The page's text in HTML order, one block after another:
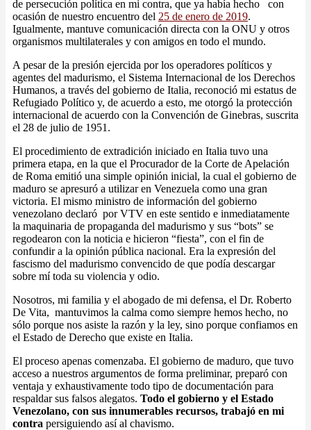
de persecución política en mi contra, que ya había hecho con
ocasión de nuestro encuentro del 25 de enero de 2019.
Igualmente, mantuve comunicación directa con la ONU y otros
organismos multilaterales y con amigos en todo el mundo.
A pesar de la presión ejercida por los operadores políticos y
agentes del madurismo, el Sistema Internacional de los Derechos
Humanos, a través del gobierno de Italia, reconoció mi estatus de
Refugiado Político y, de acuerdo a esto, me otorgó la protección
internacional de acuerdo con la Convención de Ginebras, suscrita
el 28 de julio de 1951.
El procedimiento de extradición iniciado en Italia tuvo una
primera etapa, en la que el Procurador de la Corte de Apelación
de Roma emitió una simple opinión inicial, la cual el gobierno de
maduro se apresuró a utilizar en Venezuela como una gran
victoria. El mismo ministro de información del gobierno
venezolano declaró por VTV en este sentido e inmediatamente
la maquinaria de propaganda del madurismo y sus “bots” se
regodearon con la noticia e hicieron “fiesta”, con el fin de
confundir a la opinión pública nacional. Era la expresión del
fascismo del madurismo convencido de que podía descargar
sobre mí toda su violencia y odio.
Nosotros, mi familia y el abogado de mi defensa, el Dr. Roberto
De Vita, mantuvimos la calma como siempre hemos hecho, no
sólo porque nos asiste la razón y la ley, sino porque confiamos en
el Estado de Derecho que existe en Italia.
El proceso apenas comenzaba. El gobierno de maduro, que tuvo
acceso a nuestros argumentos de forma preliminar, preparó con
ventaja y exhaustivamente todo tipo de documentación para
respaldar sus falsos alegatos. Todo el gobierno y el Estado
Venezolano, con sus innumerables recursos, trabajó en mi
contra persiguiendo así al chavismo.